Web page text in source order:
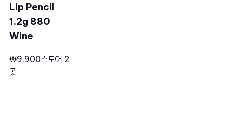
Lip Pencil
1.2g 880
Wine
₩9,900스토어 2
곳